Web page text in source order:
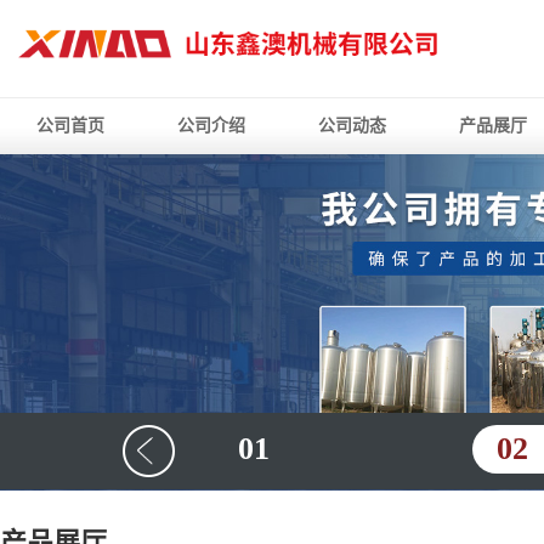
公司首页 公司介绍 公司动态 产品展厅
01 02